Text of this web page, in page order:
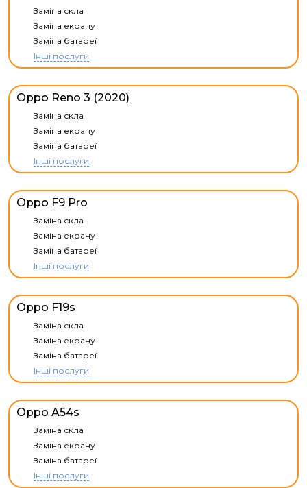
Заміна скла
Заміна екрану
Заміна батареї
Інші послуги
Oppo Reno 3 (2020)
Заміна скла
Заміна екрану
Заміна батареї
Інші послуги
Oppo F9 Pro
Заміна скла
Заміна екрану
Заміна батареї
Інші послуги
Oppo F19s
Заміна скла
Заміна екрану
Заміна батареї
Інші послуги
Oppo A54s
Заміна скла
Заміна екрану
Заміна батареї
Інші послуги